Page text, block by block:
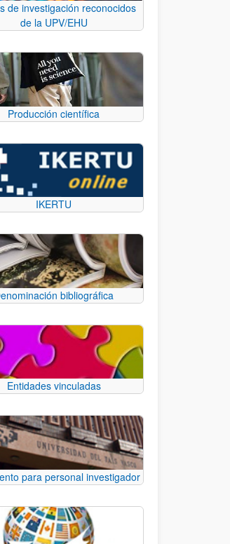
de investigación reconocidos
de la UPV/EHU
Producción científica
IKERTU
bibliográfica
Entidades vinculadas
para personal investigador